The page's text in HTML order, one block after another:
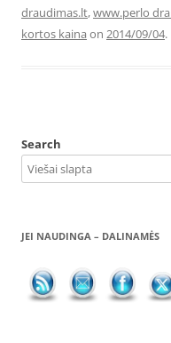
draudimas.lt,www.perlo
kortos kaina on 2014/09/04.
Search
JEI NAUDINGA – DALINAMĖS